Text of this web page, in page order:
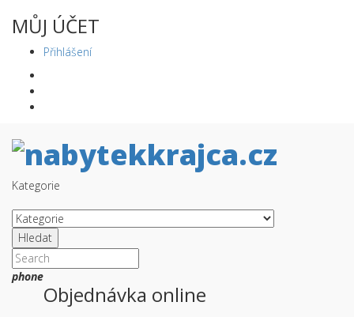
MŮJ ÚČET
Přihlášení
Kategorie
Hledat
phone
Objednávka online